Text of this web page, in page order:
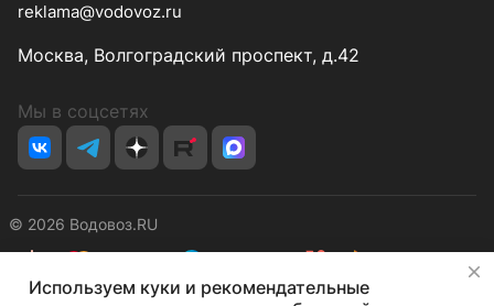
reklama@vodovoz.ru
Москва, Волгоградский проспект, д.42
Мы в соцсетях
© 2026 Водовоз.RU
КонфиденциальностьОферта
Используем куки и рекомендательные